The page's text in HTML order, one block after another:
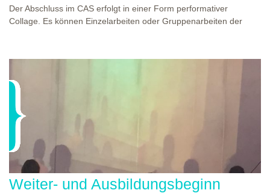
Der Abschluss im CAS erfolgt in einer Form performativer
Collage. Es können Einzelarbeiten oder Gruppenarbeiten der
Ausbildungsprogramm zu erleben. Die Studierenden des
oder Präsentation. Wir freuen uns über Begegnungen und
WO?
Weiter- und Ausbildungsbeginn